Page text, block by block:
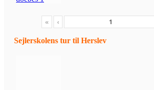
« ‹
Sejlerskolens tur til Herslev